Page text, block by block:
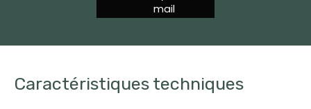
mail
Caractéristiques techniques